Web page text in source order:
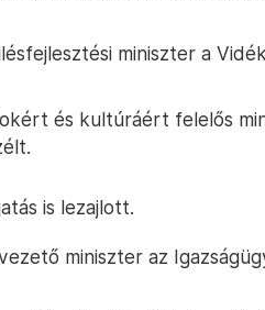
miniszter a
és kultúráért felelős
is lezajlott.
miniszter az